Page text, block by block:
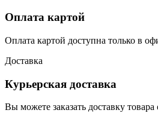
Оплата картой
Оплата картой доступна только в
Доставка
Курьерская доставка
Вы можете заказать доставку